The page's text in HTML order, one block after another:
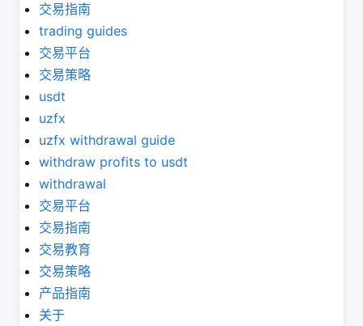
交易指南
trading guides
交易平台
交易策略
usdt
uzfx
uzfx withdrawal guide
withdraw profits to usdt
withdrawal
交易平台
交易指南
交易教育
交易策略
产品指南
关于